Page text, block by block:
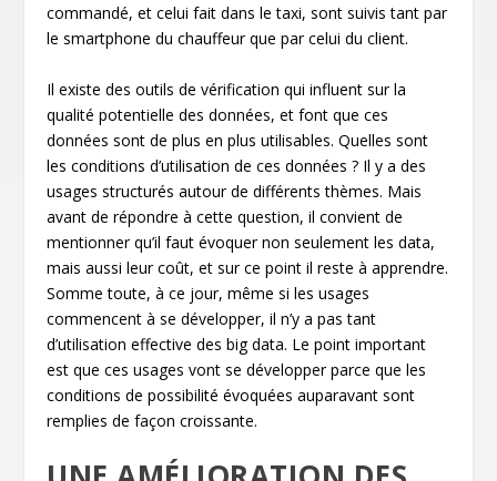
commandé, et celui fait dans le taxi, sont suivis tant par
le smartphone du chauffeur que par celui du client.
Il existe des outils de vérification qui influent sur la
qualité potentielle des données, et font que ces
données sont de plus en plus utilisables. Quelles sont
les conditions d’utilisation de ces données ? Il y a des
usages structurés autour de différents thèmes. Mais
avant de répondre à cette question, il convient de
mentionner qu’il faut évoquer non seulement les data,
mais aussi leur coût, et sur ce point il reste à apprendre.
Somme toute, à ce jour, même si les usages
commencent à se développer, il n’y a pas tant
d’utilisation effective des big data. Le point important
est que ces usages vont se développer parce que les
conditions de possibilité évoquées auparavant sont
remplies de façon croissante.